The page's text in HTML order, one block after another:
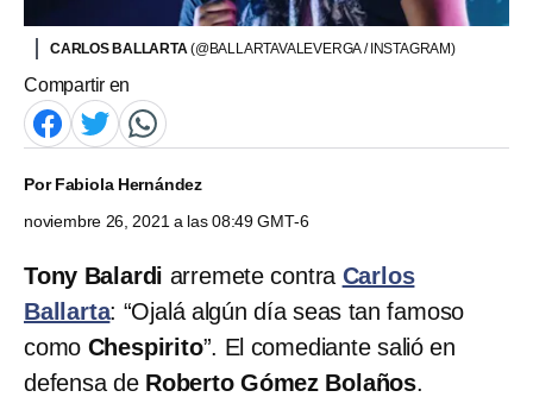
CARLOS BALLARTA(@BALLARTAVALEVERGA / INSTAGRAM)
Compartir en
PorFabiola Hernández
noviembre 26, 2021 a las 08:49 GMT-6
Tony Balardi arremete contra Carlos
Ballarta: “Ojalá algún día seas tan famoso
como Chespirito”. El comediante salió en
defensa de Roberto Gómez Bolaños.